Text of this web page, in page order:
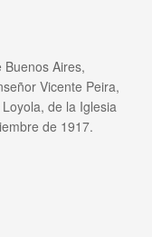
Aires,
Vicente Peira,
de la Iglesia
de 1917.